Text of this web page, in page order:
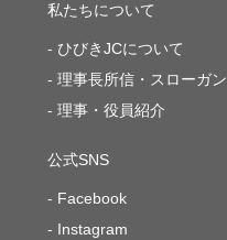
私たちについて
ひびきJCについて
理事長所信・スローガン
理事・役員紹介
公式SNS
Facebook
Instagram